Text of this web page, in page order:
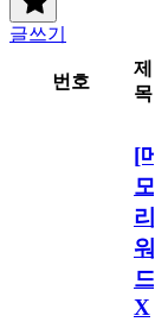
글쓰기
번호
제
목
[메
모
리
워
드
X